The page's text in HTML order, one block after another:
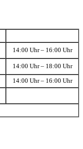
14:00 Uhr – 16:00 Uhr
14:00 Uhr – 18:00 Uhr
14:00 Uhr – 16:00 Uhr